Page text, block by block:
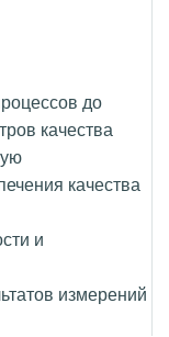
до
качества
качества
и
измерений